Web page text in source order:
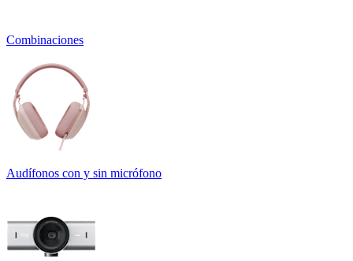
Combinaciones
Audífonos con y sin micrófono